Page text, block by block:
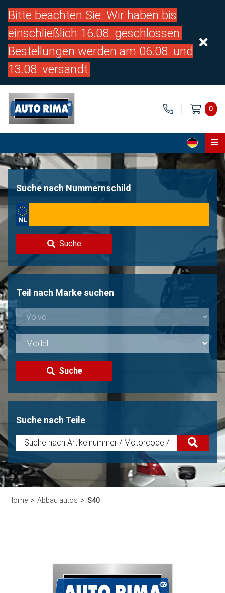
Bitte beachten Sie: Wir haben bis
einschließlich 16.08. geschlossen.
Bestellungen werden am 06.08. und
13.08. versandt.
0
Home
Über uns
Kontakt
Volvo Verkaufen?
Nicht gefunden?
Suche nach Nummernschild
Suche
Teil nach Marke suchen
Suche
Suche nach Teile
Home Abbau autos S40